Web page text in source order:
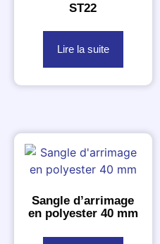
ST22
Lire la suite
Sangle d’arrimage
en polyester 40 mm